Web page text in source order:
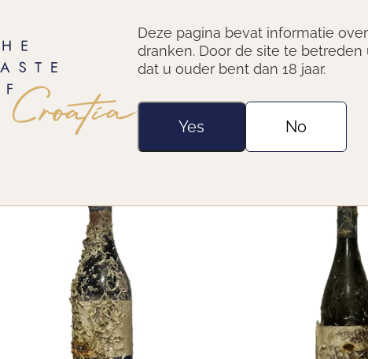
Bodegas Sonsierra
Rioja
€75,60
Coral wine
Aglianico
€96,25
Deze pagina bevat informatie
dranken. Door de site te betreden
dat u ouder bent dan 18 jaar.
Yes No